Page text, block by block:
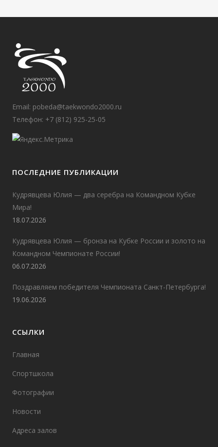
Email: pobeda@taekwondo2000.ru
Телефон: +7 (812) 925-25-05
ПОСЛЕДНИЕ ПУБЛИКАЦИИ
Кудрявцева Юлия — два серебра на Командном Кубке
Мира!
18.07.2026
Кудрявцева Юлия — бронза на Кубке России и золото на
Командном Чемпионате России!
06.07.2026
Поздравляем победителя Чемпионата Санкт-Петербурга!
19.06.2026
ССЫЛКИ
Главная
Спортшкола
Фотографии
Новости
Адреса залов